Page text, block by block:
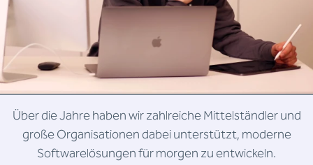
Über die Jahre haben wir zahlreiche Mittelständler und
große Organisationen dabei unterstützt, moderne
Softwarelösungen für morgen zu entwickeln.